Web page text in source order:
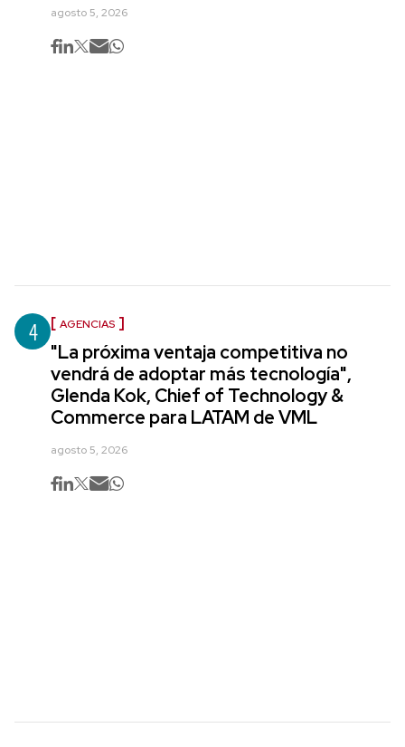
agosto 5, 2026
4 AGENCIAS
"La próxima ventaja competitiva no
vendrá de adoptar más tecnología",
Glenda Kok, Chief of Technology &
Commerce para LATAM de VML
agosto 5, 2026